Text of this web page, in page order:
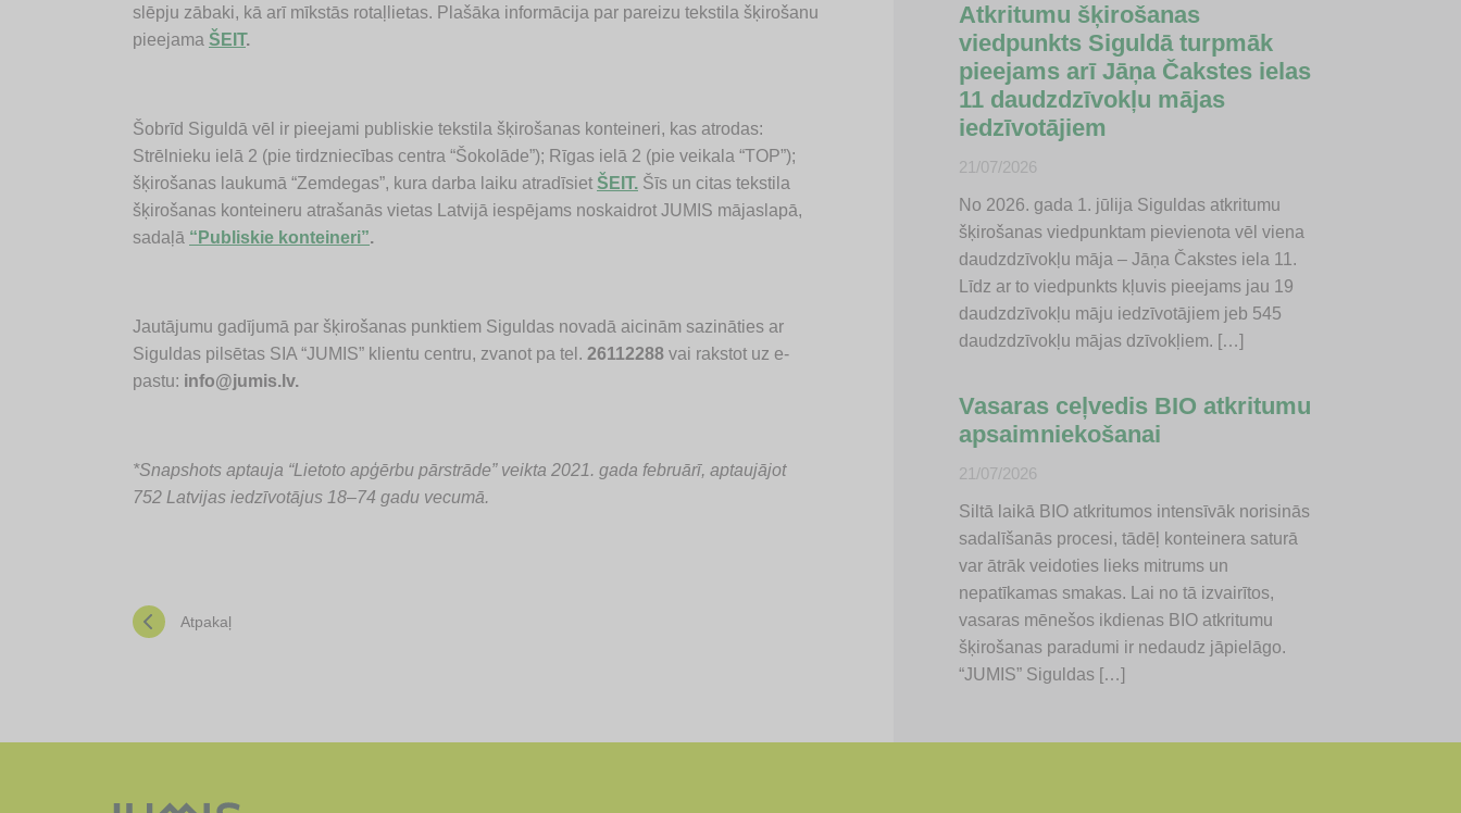
slēpju zābaki, kā arī mīkstās rotaļlietas. Plašāka informācija par pareizu tekstila šķirošanu
pieejama ŠEIT.
Šobrīd Siguldā vēl ir pieejami publiskie tekstila šķirošanas konteineri, kas atrodas:
Strēlnieku ielā 2 (pie tirdzniecības centra “Šokolāde”); Rīgas ielā 2 (pie veikala “TOP”);
šķirošanas laukumā “Zemdegas”, kura darba laiku atradīsiet ŠEIT. Šīs un citas tekstila
šķirošanas konteineru atrašanās vietas Latvijā iespējams noskaidrot JUMIS mājaslapā,
sadaļā “Publiskie konteineri”.
Jautājumu gadījumā par šķirošanas punktiem Siguldas novadā aicinām sazināties ar
Siguldas pilsētas SIA “JUMIS” klientu centru, zvanot pa tel. 26112288 vai rakstot uz e-
pastu: info@jumis.lv.
*Snapshots aptauja “Lietoto apģērbu pārstrāde” veikta 2021. gada februārī, aptaujājot
752 Latvijas iedzīvotājus 18–74 gadu vecumā.
Atpakaļ
Atkritumu šķirošanas
viedpunkts Siguldā turpmāk
pieejams arī Jāņa Čakstes ielas
11 daudzdzīvokļu mājas
iedzīvotājiem
21/07/2026
No 2026. gada 1. jūlija Siguldas atkritumu
šķirošanas viedpunktam pievienota vēl viena
daudzdzīvokļu māja – Jāņa Čakstes iela 11.
Līdz ar to viedpunkts kļuvis pieejams jau 19
daudzdzīvokļu māju iedzīvotājiem jeb 545
daudzdzīvokļu mājas dzīvokļiem. […]
Vasaras ceļvedis BIO atkritumu
apsaimniekošanai
21/07/2026
Siltā laikā BIO atkritumos intensīvāk norisinās
sadalīšanās procesi, tādēļ konteinera saturā
var ātrāk veidoties lieks mitrums un
nepatīkamas smakas. Lai no tā izvairītos,
vasaras mēnešos ikdienas BIO atkritumu
šķirošanas paradumi ir nedaudz jāpielāgo.
“JUMIS” Siguldas […]